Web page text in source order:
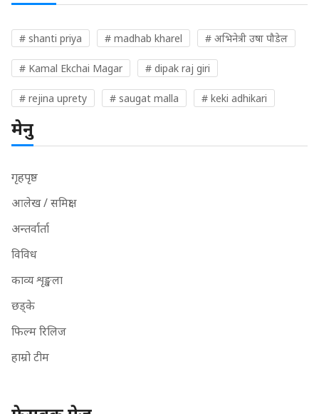
# shanti priya # madhab kharel # अभिनेत्री उषा पौडेल
# Kamal Ekchai Magar # dipak raj giri
# rejina uprety # saugat malla # keki adhikari
मेनु
गृहपृष्ठ
आलेख / समिक्षा
अन्तर्वार्ता
विविध
काव्य शृङ्खला
छड्के
फिल्म रिलिज
हाम्रो टीम